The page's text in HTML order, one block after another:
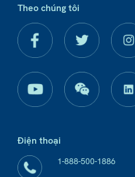
Theo chúng tôi
Điện thoại
1-888-500-1886